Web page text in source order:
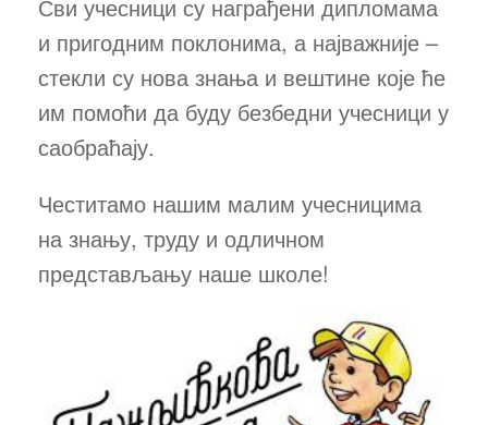
Сви учесници су награђени дипломама
и пригодним поклонима, а најважније –
стекли су нова знања и вештине које ће
им помоћи да буду безбедни учесници у
саобраћају.
Честитамо нашим малим учесницима
на знању, труду и одличном
представљању наше школе!